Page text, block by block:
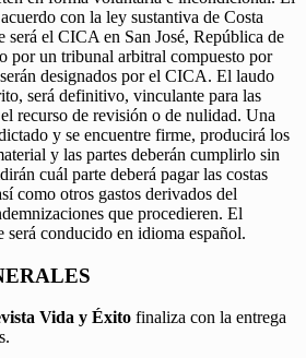
con la ley sustantiva de Costa
el CICA en San José, República de
por un tribunal arbitral compuesto por
designados por el CICA. El laudo
será definitivo, vinculante para las
recurso de revisión o de nulidad. Una
y se encuentre firme, producirá los
y las partes deberán cumplirlo sin
cuál parte deberá pagar las costas
como otros gastos derivados del
que procedieren. El
será conducido en idioma español.
Vida y Éxito finaliza con la entrega